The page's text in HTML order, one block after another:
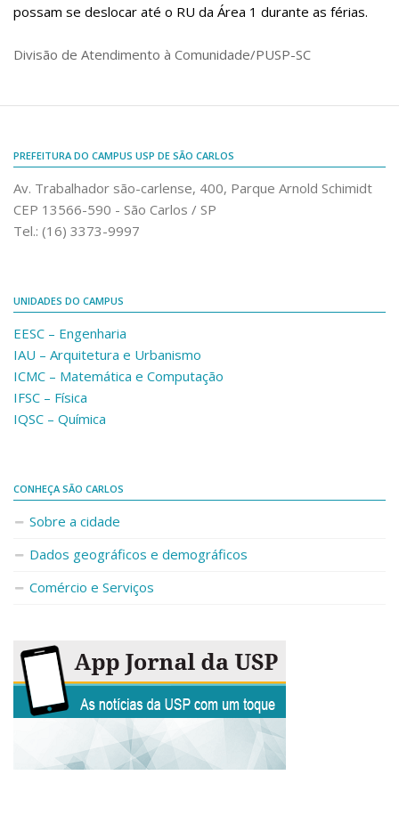
Creche e Pré-Escola
Qualidade e Produtividade
Terceira Idade
Pequeno Cidadão
Campus Universitário
Conselho Gestor
Dirigentes
Notícias e Eventos
Informações para ingressantes
Enviar Mensagem
Ouvidoria do Campus
Urgências
possam se deslocar até o RU da Área 1 durante as férias.
Divisão de Atendimento à Comunidade/PUSP-SC
PREFEITURA DO CAMPUS USP DE SÃO CARLOS
Av. Trabalhador são-carlense, 400, Parque Arnold Schimidt
CEP 13566-590 - São Carlos / SP
Tel.: (16) 3373-9997
UNIDADES DO CAMPUS
EESC – Engenharia
IAU – Arquitetura e Urbanismo
ICMC – Matemática e Computação
IFSC – Física
IQSC – Química
CONHEÇA SÃO CARLOS
Sobre a cidade
Dados geográficos e demográficos
Comércio e Serviços